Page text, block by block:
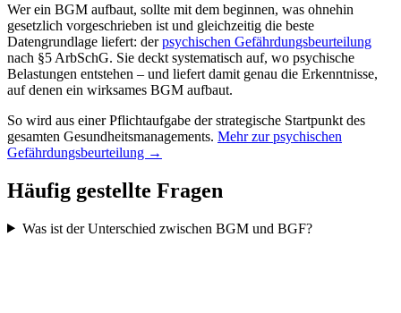
Wer ein BGM aufbaut, sollte mit dem beginnen, was ohnehin
gesetzlich vorgeschrieben ist und gleichzeitig die beste
Datengrundlage liefert: derpsychischen Gefährdungsbeurteilung
nach §5 ArbSchG. Sie deckt systematisch auf, wo psychische
Belastungen entstehen – und liefert damit genau die Erkenntnisse,
auf denen ein wirksames BGM aufbaut.
So wird aus einer Pflichtaufgabe der strategische Startpunkt des
gesamten Gesundheitsmanagements. Mehr zur psychischen
Gefährdungsbeurteilung →
Häufig gestellte Fragen
Was ist der Unterschied zwischen BGM und BGF?